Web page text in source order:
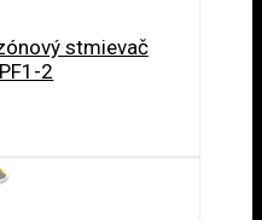
stmievač
2